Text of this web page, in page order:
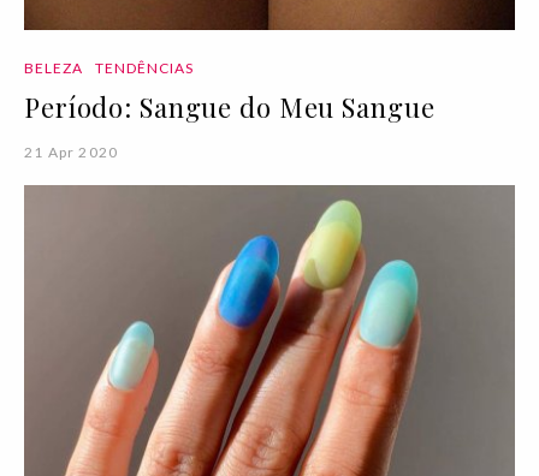
BELEZA TENDÊNCIAS
Período: Sangue do Meu Sangue
21 Apr 2020